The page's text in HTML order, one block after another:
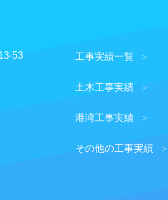
財産の保護のために必要な場合で
的機関から、法律に基づく正式な照
合
53 工事実績一覧
土木工事実績
港湾工事実績
その他の工事実績